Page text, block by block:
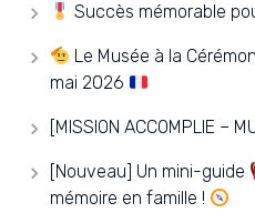
Succès mémorable
Le Musée à la
mai 2026
[MISSION ACCOMPLIE –
[Nouveau] Un mini-guide
mémoire en famille !